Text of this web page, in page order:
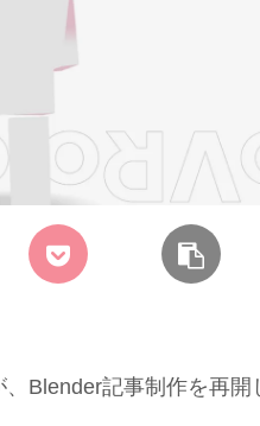
Blender記事制作を再開